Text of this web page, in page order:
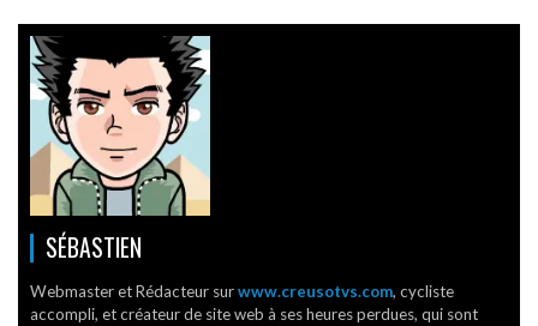
SÉBASTIEN
Webmaster et Rédacteur surwww.creusotvs.com, cycliste
accompli, et créateur de site web à ses heures perdues, qui sont